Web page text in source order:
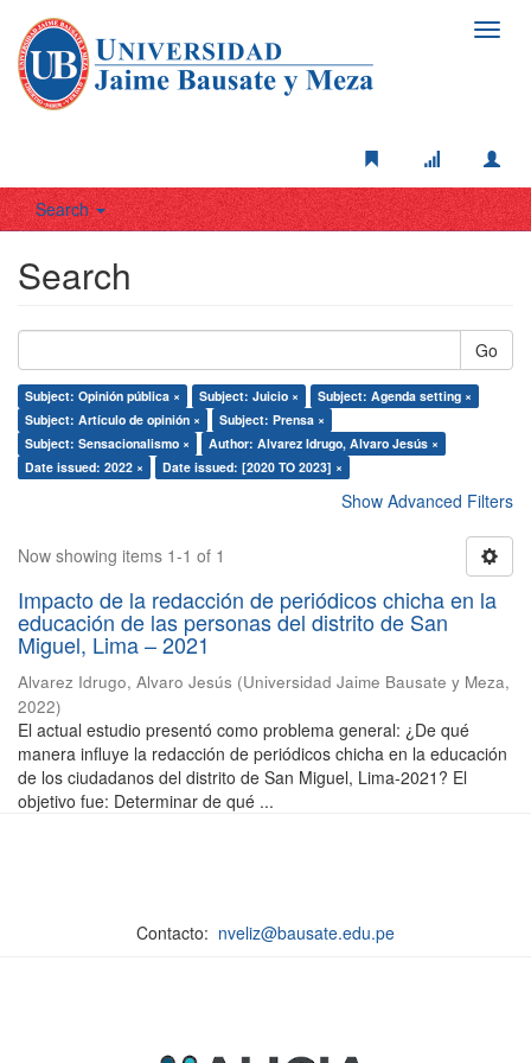
Search
Search
Go
Subject: Opinión pública × Subject: Juicio ×
Subject: Agenda setting ×
Subject: Artículo de opinión ×
Subject: Prensa ×
Subject: Sensacionalismo ×
Author: Alvarez Idrugo, Alvaro Jesús ×
Date issued: 2022 ×
Date issued: [2020 TO 2023] ×
Show Advanced Filters
Now showing items 1-1 of 1
Impacto de la redacción de periódicos chicha en la
educación de las personas del distrito de San
Miguel, Lima – 2021
Alvarez Idrugo, Alvaro Jesús (Universidad Jaime Bausate y Meza,
2022)
El actual estudio presentó como problema general: ¿De qué
manera influye la redacción de periódicos chicha en la educación
de los ciudadanos del distrito de San Miguel, Lima-2021? El
objetivo fue: Determinar de qué ...
Contacto: nveliz@bausate.edu.pe